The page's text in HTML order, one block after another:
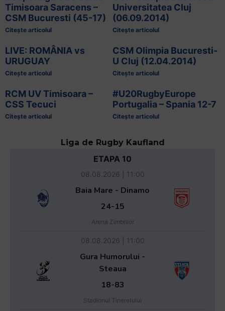
Timisoara Saracens –
CSM Bucuresti (45-17)
Citește articolul
Universitatea Cluj
(06.09.2014)
Citește articolul
LIVE: ROMÂNIA vs
URUGUAY
Citește articolul
CSM Olimpia Bucuresti-
U Cluj (12.04.2014)
Citește articolul
RCM UV Timisoara –
CSS Tecuci
Citește articolul
#U20RugbyEurope
Portugalia – Spania 12-7
Citește articolul
Liga de Rugby Kaufland
ETAPA 10
08.08.2026 | 11:00
Baia Mare - Dinamo
24-15
Arena Zimbrilor
08.08.2026 | 11:00
Gura Humorului -
Steaua
18-83
Stadionul Tineretului